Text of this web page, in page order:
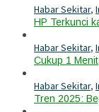
Habar Sekitar,
HP Terkunci
Habar Sekitar,
Cukup 1
Habar Sekitar,
Tren 2025: